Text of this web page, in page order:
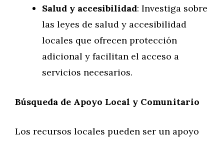
Salud y accesibilidad: Investiga sobre
las leyes de salud y accesibilidad
locales que ofrecen protección
adicional y facilitan el acceso a
servicios necesarios.
Búsqueda de Apoyo Local y Comunitario
Los recursos locales pueden ser un apoyo